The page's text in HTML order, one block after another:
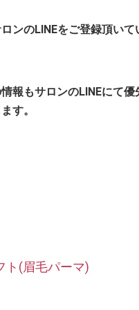
ンのLINEをご登録頂い
報もサロンのLINEにて
す。
ト(眉毛パーマ)